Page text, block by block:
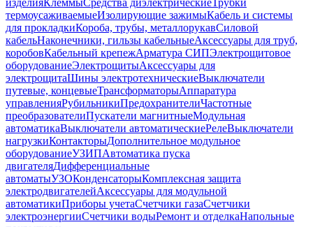
изделияКлеммыСредства диэлектрическиеТрубки
термоусаживаемыеИзолирующие зажимыКабель и системы
для прокладкиКороба, трубы, металлорукавСиловой
кабельНаконечники, гильзы кабельныеАксессуары для труб,
коробовКабельный крепежАрматура СИПЭлектрощитовое
оборудованиеЭлектрощитыАксессуары для
электрощитаШины электротехническиеВыключатели
путевые, концевыеТрансформаторыАппаратура
управленияРубильникиПредохранителиЧастотные
преобразователиПускатели магнитныеМодульная
автоматикаВыключатели автоматическиеРелеВыключатели
нагрузкиКонтакторыДополнительное модульное
оборудованиеУЗИПАвтоматика пуска
двигателяДифференциальные
автоматыУЗОКонденсаторыКомплексная защита
электродвигателейАксессуары для модульной
автоматикиПриборы учетаСчетчики газаСчетчики
электроэнергииСчетчики водыРемонт и отделкаНапольные